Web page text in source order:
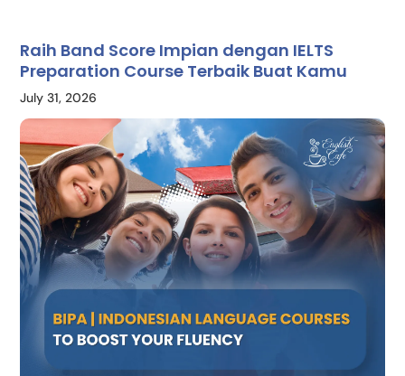
Raih Band Score Impian dengan IELTS
Preparation Course Terbaik Buat Kamu
July 31, 2026